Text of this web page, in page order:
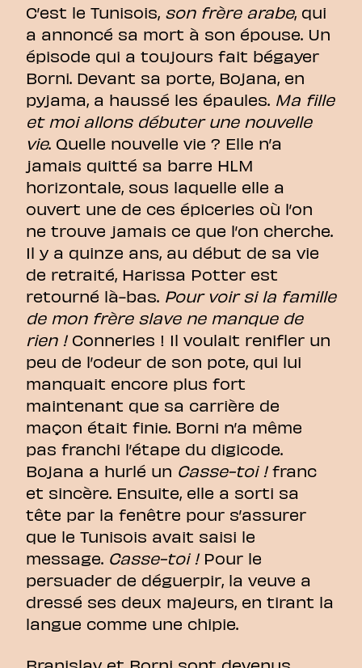
C’est le Tunisois, son frère arabe, qui
a annoncé sa mort à son épouse. Un
épisode qui a toujours fait bégayer
Borni. Devant sa porte, Bojana, en
pyjama, a haussé les épaules. Ma fille
et moi allons débuter une nouvelle
vie. Quelle nouvelle vie ? Elle n’a
jamais quitté sa barre HLM
horizontale, sous laquelle elle a
ouvert une de ces épiceries où l’on
ne trouve jamais ce que l’on cherche.
Il y a quinze ans, au début de sa vie
de retraité, Harissa Potter est
retourné là-bas. Pour voir si la famille
de mon frère slave ne manque de
rien !Conneries ! Il voulait renifler un
peu de l’odeur de son pote, qui lui
manquait encore plus fort
maintenant que sa carrière de
maçon était finie. Borni n’a même
pas franchi l’étape du digicode.
Bojana a hurlé un Casse-toi !franc
et sincère. Ensuite, elle a sorti sa
tête par la fenêtre pour s’assurer
que le Tunisois avait saisi le
message. Casse-toi !Pour le
persuader de déguerpir, la veuve a
dressé ses deux majeurs, en tirant la
langue comme une chipie.